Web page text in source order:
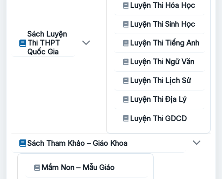
Sách Luyện
Thi THPT
Quốc Gia
Luyện Thi Hóa Học
Luyện Thi Sinh Học
Luyện Thi Tiếng Anh
Luyện Thi Ngữ Văn
Luyện Thi Lịch Sử
Luyện Thi Địa Lý
Luyện Thi GDCD
Sách Tham Khảo – Giáo Khoa
Mầm Non – Mẫu Giáo